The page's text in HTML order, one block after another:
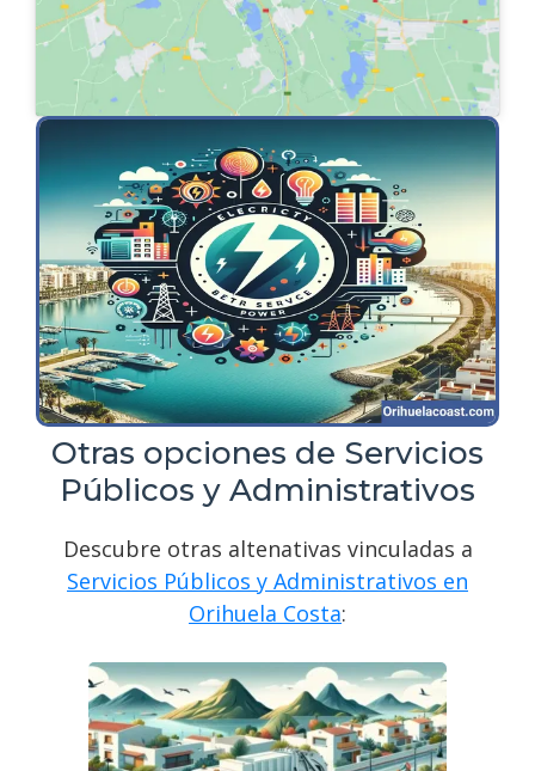
Otras opciones de Servicios
Públicos y Administrativos
Descubre otras altenativas vinculadas a
Servicios Públicos y Administrativos en
Orihuela Costa: